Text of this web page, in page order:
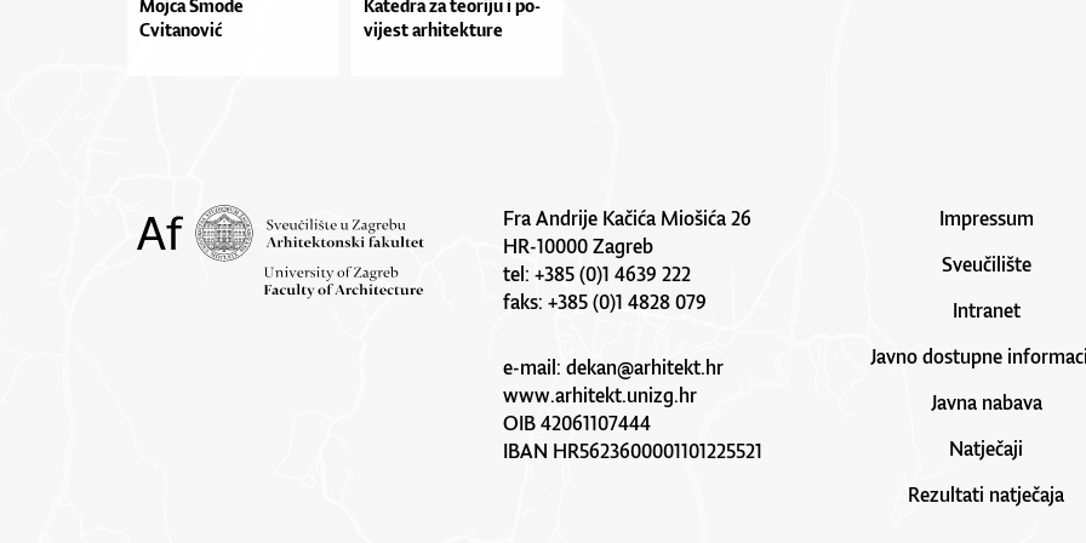
Mojca Smode
Cvitanović
Ka­te­dra za te­o­ri­ju i po­
vi­je­st ar­hi­tek­tu­re
Fra Andrije Kačića Miošića 26
HR-10000 Zagreb
tel: +385 (0)1 4639 222
faks: +385 (0)1 4828 079
e-mail:dekan@arhitekt.hr
www.arhitekt.unizg.hr
OIB 42061107444
IBAN HR5623600001101225521
Impressum
Sveučilište
Intranet
Javno dostupne
Javna nabava
Natječaji
Rezultati natječaja